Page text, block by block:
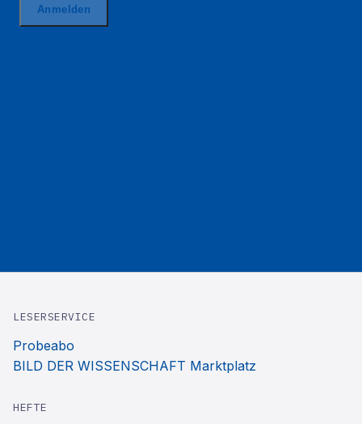
LESERSERVICE
Probeabo
BILD DER WISSENSCHAFT Marktplatz
HEFTE